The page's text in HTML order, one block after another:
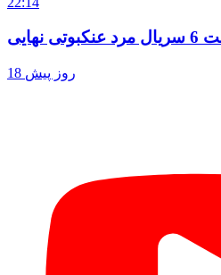
18 روز پیش